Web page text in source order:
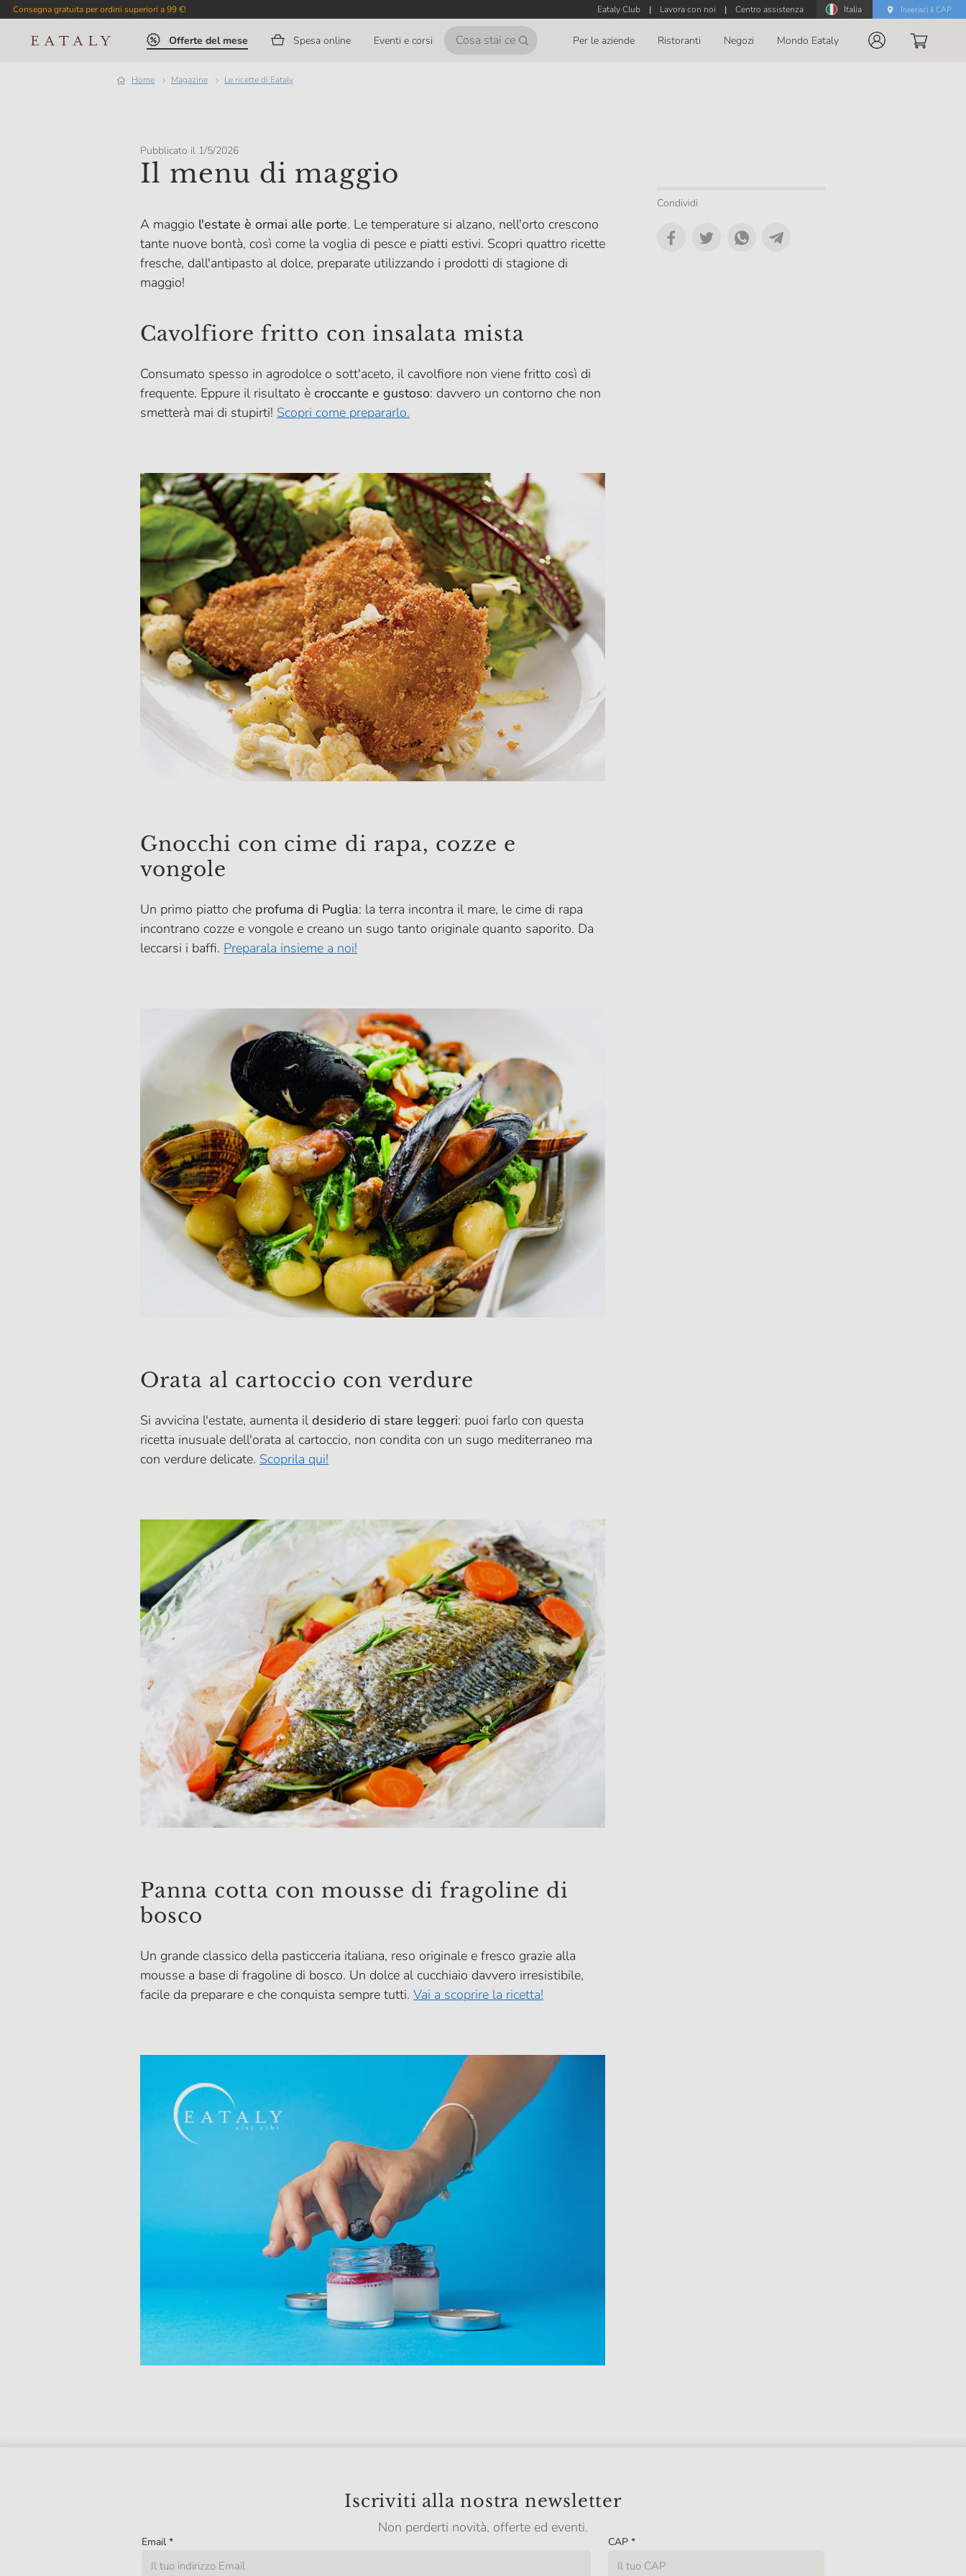
Consegna gratuita per ordini superiori a 99 €! Eataly Club | Lavora con noi | Centro assistenza Italia Inserisci il CAP
Offerte del mese Spesa online Eventi e corsi Per le aziende Ristoranti Negozi Mondo Eataly
Home magazine Le ricette di Eataly
Pubblicato il 1/5/2026
Il menu di maggio
A maggio l'estate è ormai alle porte. Le temperature si alzano, nell'orto crescono
tante nuove bontà, così come la voglia di pesce e piatti estivi. Scopri quattro ricette
fresche, dall'antipasto al dolce, preparate utilizzando i prodotti di stagione di
maggio!
Cavolfiore fritto con insalata mista
Consumato spesso in agrodolce o sott'aceto, il cavolfiore non viene fritto così di
frequente. Eppure il risultato è croccante e gustoso: davvero un contorno che non
smetterà mai di stupirti! Scopri come prepararlo.
Gnocchi con cime di rapa, cozze e
vongole
Un primo piatto che profuma di Puglia: la terra incontra il mare, le cime di rapa
incontrano cozze e vongole e creano un sugo tanto originale quanto saporito. Da
leccarsi i baffi. Preparala insieme a noi!
Orata al cartoccio con verdure
Si avvicina l'estate, aumenta il desiderio di stare leggeri: puoi farlo con questa
ricetta inusuale dell'orata al cartoccio, non condita con un sugo mediterraneo ma
con verdure delicate. Scoprila qui!
Panna cotta con mousse di fragoline di
bosco
Un grande classico della pasticceria italiana, reso originale e fresco grazie alla
mousse a base di fragoline di bosco. Un dolce al cucchiaio davvero irresistibile,
facile da preparare e che conquista sempre tutti. Vai a scoprire la ricetta!
Condividi
Iscriviti alla nostra newsletter
Non perderti novità, offerte ed eventi.
Email * CAP *